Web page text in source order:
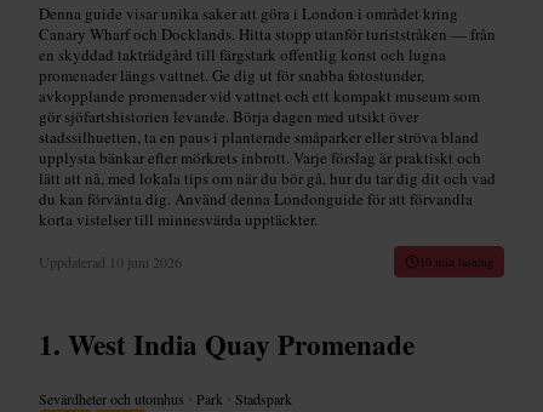
Denna guide visar unika saker att göra i London i området kring
Canary Wharf och Docklands. Hitta stopp utanför turiststråken — från
en skyddad takträdgård till färgstark offentlig konst och lugna
promenader längs vattnet. Ge dig ut för snabba fotostunder,
avkopplande promenader vid vattnet och ett kompakt museum som
gör sjöfartshistorien levande. Börja dagen med utsikt över
stadssilhuetten, ta en paus i planterade småparker eller ströva bland
upplysta bänkar efter mörkrets inbrott. Varje förslag är praktiskt och
lätt att nå, med lokala tips om när du bör gå, hur du tar dig dit och vad
du kan förvänta dig. Använd denna Londonguide för att förvandla
korta vistelser till minnesvärda upptäckter.
Uppdaterad 10 juni 2026 10 min läsning
West India Quay Promenade
Sevärdheter och utomhus • Park • Stadspark